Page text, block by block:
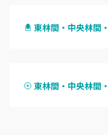
川崎
東林間・中央林間
ハンドスカルプ
東林間・中央林間